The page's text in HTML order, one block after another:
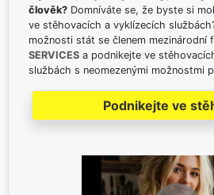
člověk? Domníváte se, že byste si
ve stěhovacích a vyklízecích
možnosti stát se členem mezinárodní
SERVICES a podnikejte ve
službách s neomezenými možnostmi
Podnikejte ve